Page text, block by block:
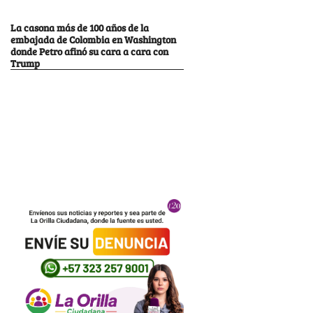
La casona más de 100 años de la
embajada de Colombia en Washington
donde Petro afinó su cara a cara con
Trump